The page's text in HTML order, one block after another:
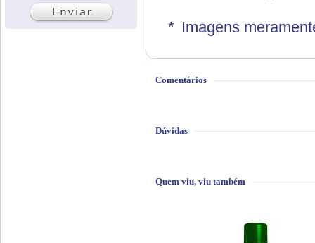
* Imagens
Comentários
Dúvidas
Quem viu, viu também